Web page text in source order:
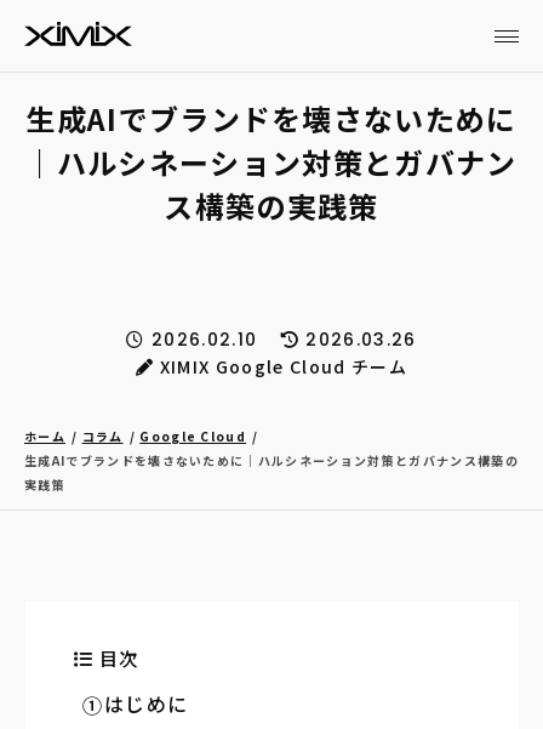
生成AIでブランドを壊さないために
｜ハルシネーション対策とガバナン
ス構築の実践策
2026.02.10
2026.03.26
XIMIX Google Cloud チーム
ホーム コラム
Google Cloud
生成AIでブランドを壊さないために｜ハルシネーション対策とガバナンス構築の
実践策
目次
はじめに